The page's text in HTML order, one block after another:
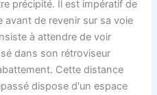
précipité. Il est impératif de
avant de revenir sur sa voie
à attendre de voir
dans son rétroviseur
Cette distance
dispose d'un espace